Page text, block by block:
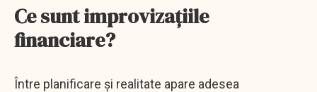
Ce sunt improvizațiile
financiare?
Între planificare și realitate apare adesea